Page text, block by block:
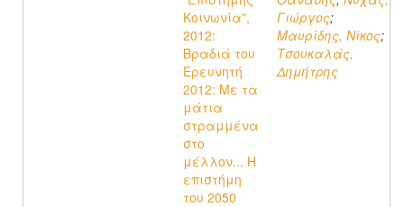
Κοινωνία",
2012:
Βραδιά του
Ερευνητή
2012: Με τα
μάτια
στραμμένα
στο
μέλλον... Η
επιστήμη
του 2050
Γιώργος;
Μαυρίδης, Νίκος;
Τσουκαλάς,
Δημήτρης